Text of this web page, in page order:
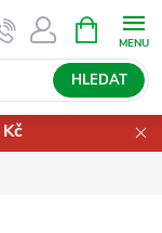
HLEDAT
NÁKUPNÍ
KOŠÍK